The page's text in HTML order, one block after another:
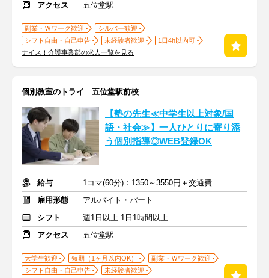
アクセス
五位堂駅
副業・Ｗワーク歓迎
シルバー歓迎
シフト自由・自己申告
未経験者歓迎
1日4h以内可
ナイス！介護事業部の求人一覧を見る
個別教室のトライ 五位堂駅前校
【塾の先生≪中学生以上対象/国
語・社会≫】一人ひとりに寄り添
う個別指導◎WEB登録OK
給与
1コマ(60分)：1350～3550円＋交通費
雇用形態
アルバイト・パート
シフト
週1日以上 1日1時間以上
アクセス
五位堂駅
大学生歓迎 短期（1ヶ月以内OK）
副業・Ｗワーク歓迎
シフト自由・自己申告
未経験者歓迎